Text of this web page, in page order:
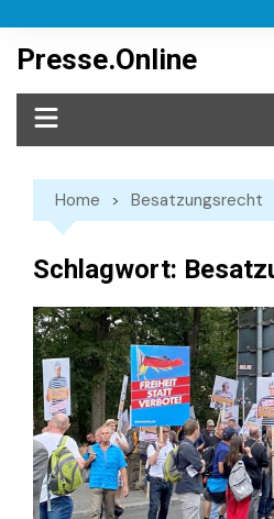
content
Presse.Online
Home Besatzungsrecht
Schlagwort: